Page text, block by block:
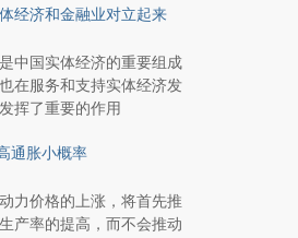
经济和金融业对立起来
中国实体经济的重要组成
在服务和支持实体经济发
挥了重要的作用
通胀小概率
力价格的上涨，将首先推
产率的提高，而不会推动